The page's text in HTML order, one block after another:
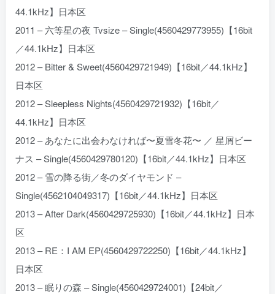
44.1kHz】日本区
2011 – 六等星の夜 Tvsize – Single(4560429773955)【16bit
／44.1kHz】日本区
2012 – Bitter & Sweet(4560429721949)【16bit／44.1kHz】
日本区
2012 – Sleepless Nights(4560429721932)【16bit／
44.1kHz】日本区
2012 – あなたに出会わなければ〜夏雪冬花〜 ／ 星屑ビー
ナス – Single(4560429780120)【16bit／44.1kHz】日本区
2012 – 雪の降る街／冬のダイヤモンド –
Single(4562104049317)【16bit／44.1kHz】日本区
2013 – After Dark(4560429725930)【16bit／44.1kHz】日本
区
2013 – RE：I AM EP(4560429722250)【16bit／44.1kHz】
日本区
2013 – 眠りの森 – Single(4560429724001)【24bit／